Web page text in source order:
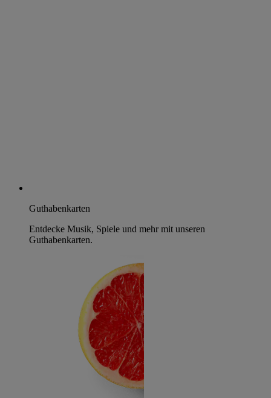
Guthabenkarten
Entdecke Musik, Spiele und mehr mit unseren
Guthabenkarten.